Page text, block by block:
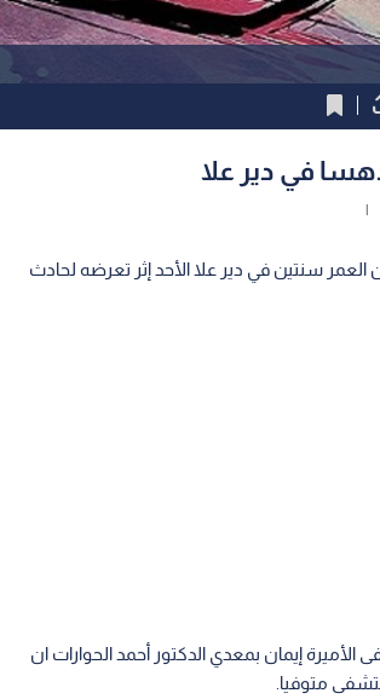
في دير علا
|
سنتين في دير علا الأحد إثر تعرضه لحادث
إيمان بمعدي الدكتور أحمد الحوارات ان
متوفيا.